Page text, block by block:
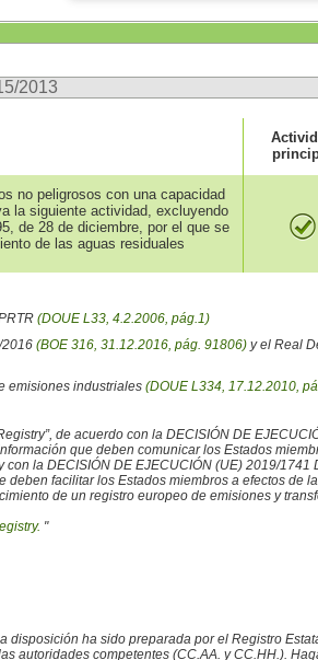
2013
no peligrosos con una capacidad
la siguiente actividad, excluyendo
de 28 de diciembre, por el que se
de las aguas residuales
(DOUE L33, 4.2.2006, pág.1)
2016 (BOE 316, 31.12.2016, pág. 91806)y el Real
emisiones industriales (DOUE L334, 17.12.2010,
de acuerdo con la DECISIÓN DE
que deben comunicar los Estados
la DECISIÓN DE EJECUCIÓN (UE) 2019/
facilitar los Estados miembros a efectos de
de un registro europeo de emisiones y
"
disposición ha sido preparada por el Registro
autoridades competentes (CC.AA. y CC.HH.).